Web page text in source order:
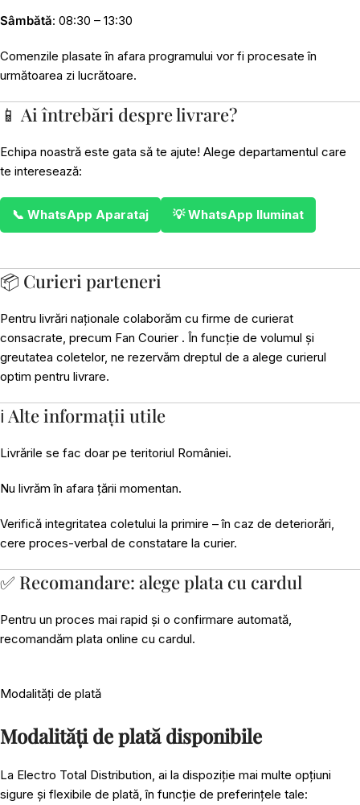
Sâmbătă: 08:30 – 13:30
Comenzile plasate în afara programului vor fi procesate în
următoarea zi lucrătoare.
📱 Ai întrebări despre livrare?
Echipa noastră este gata să te ajute! Alege departamentul care
te interesează:
📞 WhatsApp Aparataj 💡 WhatsApp Iluminat
📦 Curieri parteneri
Pentru livrări naționale colaborăm cu firme de curierat
consacrate, precum Fan Courier . În funcție de volumul și
greutatea coletelor, ne rezervăm dreptul de a alege curierul
optim pentru livrare.
ℹ️ Alte informații utile
Livrările se fac doar pe teritoriul României.
Nu livrăm în afara țării momentan.
Verifică integritatea coletului la primire – în caz de deteriorări,
cere proces-verbal de constatare la curier.
✅ Recomandare: alege plata cu cardul
Pentru un proces mai rapid și o confirmare automată,
recomandăm plata online cu cardul.
Modalități de plată
Modalități de plată disponibile
La Electro Total Distribution, ai la dispoziție mai multe opțiuni
sigure și flexibile de plată, în funcție de preferințele tale: